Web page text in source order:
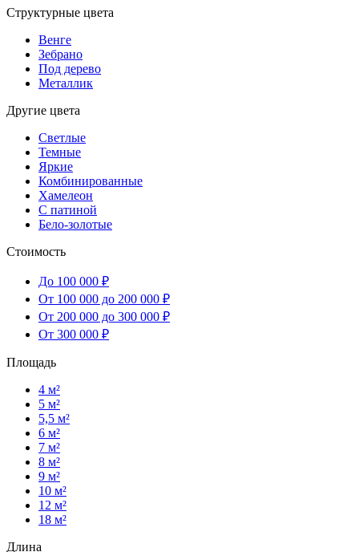
Структурные цвета
Венге
Зебрано
Под дерево
Металлик
Другие цвета
Светлые
Темные
Яркие
Комбинированные
Хамелеон
С патиной
Бело-золотые
Стоимость
До 100 000 ₽
От 100 000 до 200 000 ₽
От 200 000 до 300 000 ₽
От 300 000 ₽
Площадь
4 м²
5 м²
5,5 м²
6 м²
7 м²
8 м²
9 м²
10 м²
12 м²
18 м²
Длина